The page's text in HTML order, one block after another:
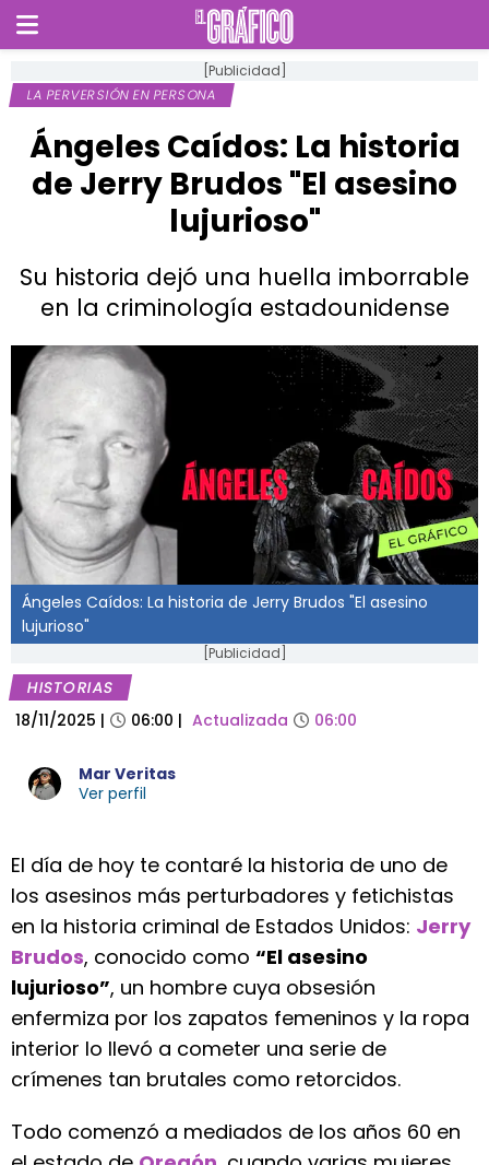
[Publicidad]
LA PERVERSIÓN EN PERSONA
Ángeles Caídos: La historia
de Jerry Brudos "El asesino
lujurioso"
Su historia dejó una huella imborrable
en la criminología estadounidense
Ángeles Caídos: La historia de Jerry Brudos "El asesino
lujurioso"
[Publicidad]
HISTORIAS
18/11/2025 | 06:00 | Actualizada 06:00
Mar Veritas
Ver perfil
El día de hoy te contaré la historia de uno de
los asesinos más perturbadores y fetichistas
en la historia criminal de Estados Unidos: Jerry
Brudos, conocido como “El asesino
lujurioso”, un hombre cuya obsesión
enfermiza por los zapatos femeninos y la ropa
interior lo llevó a cometer una serie de
crímenes tan brutales como retorcidos.
Todo comenzó a mediados de los años 60 en